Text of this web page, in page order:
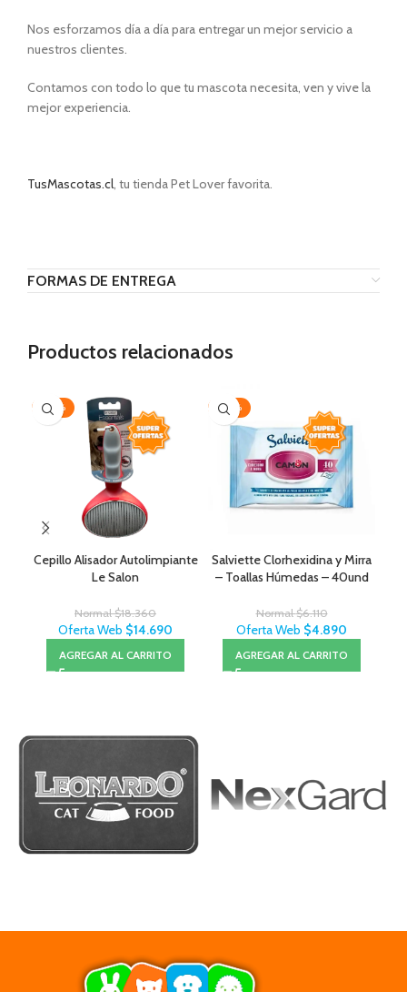
Nos esforzamos día a día para entregar un mejor servicio a
nuestros clientes.
Contamos con todo lo que tu mascota necesita, ven y vive la
mejor experiencia.
TusMascotas.cl, tu tienda Pet Lover favorita.
FORMAS DE ENTREGA
Productos relacionados
-20%
Cepillo Alisador Autolimpiante
Le Salon
Normal$18.360
Oferta Web $14.690
AGREGAR AL CARRITO
-20%
Salviette Clorhexidina y Mirra
– Toallas Húmedas – 40und
Normal$6.110
Oferta Web $4.890
AGREGAR AL CARRITO